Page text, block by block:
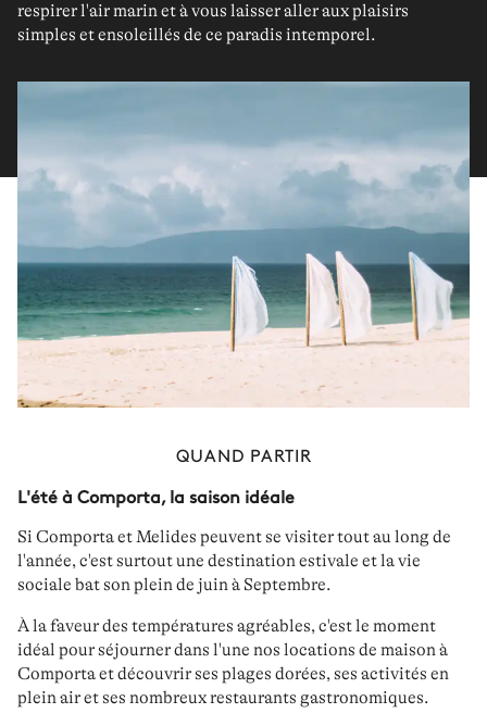
respirer l'air marin et à vous laisser aller aux plaisirs
simples et ensoleillés de ce paradis intemporel.
QUAND PARTIR
L'été à Comporta, la saison idéale
Si Comporta et Melides peuvent se visiter tout au long de
l'année, c'est surtout une destination estivale et la vie
sociale bat son pleinde juin à Septembre.
À la faveur des températures agréables, c'est le moment
idéal pour séjourner dans l'une nos locations de maison à
Comportaet découvrir ses plages dorées, ses activités en
plein airet ses nombreuxrestaurants gastronomiques.